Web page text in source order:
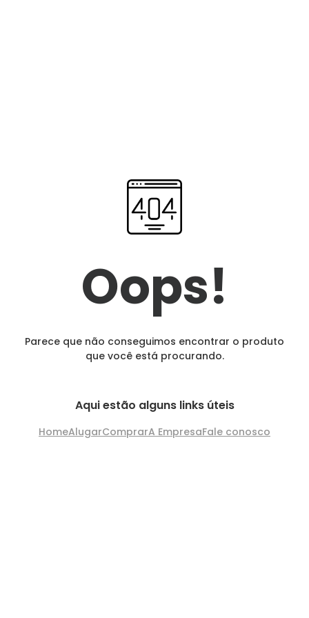
Oops!
Parece que não conseguimos encontrar o produto
que você está procurando.
Aqui estão alguns links úteis
HomeAlugarComprarA EmpresaFale conosco